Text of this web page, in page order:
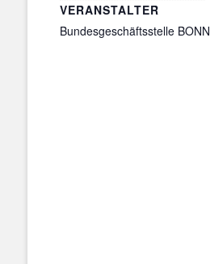
VERANSTALTER
Bundesgeschäftsstelle BONN